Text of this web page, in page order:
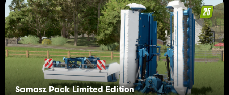
Samasz Pack Limited Edition